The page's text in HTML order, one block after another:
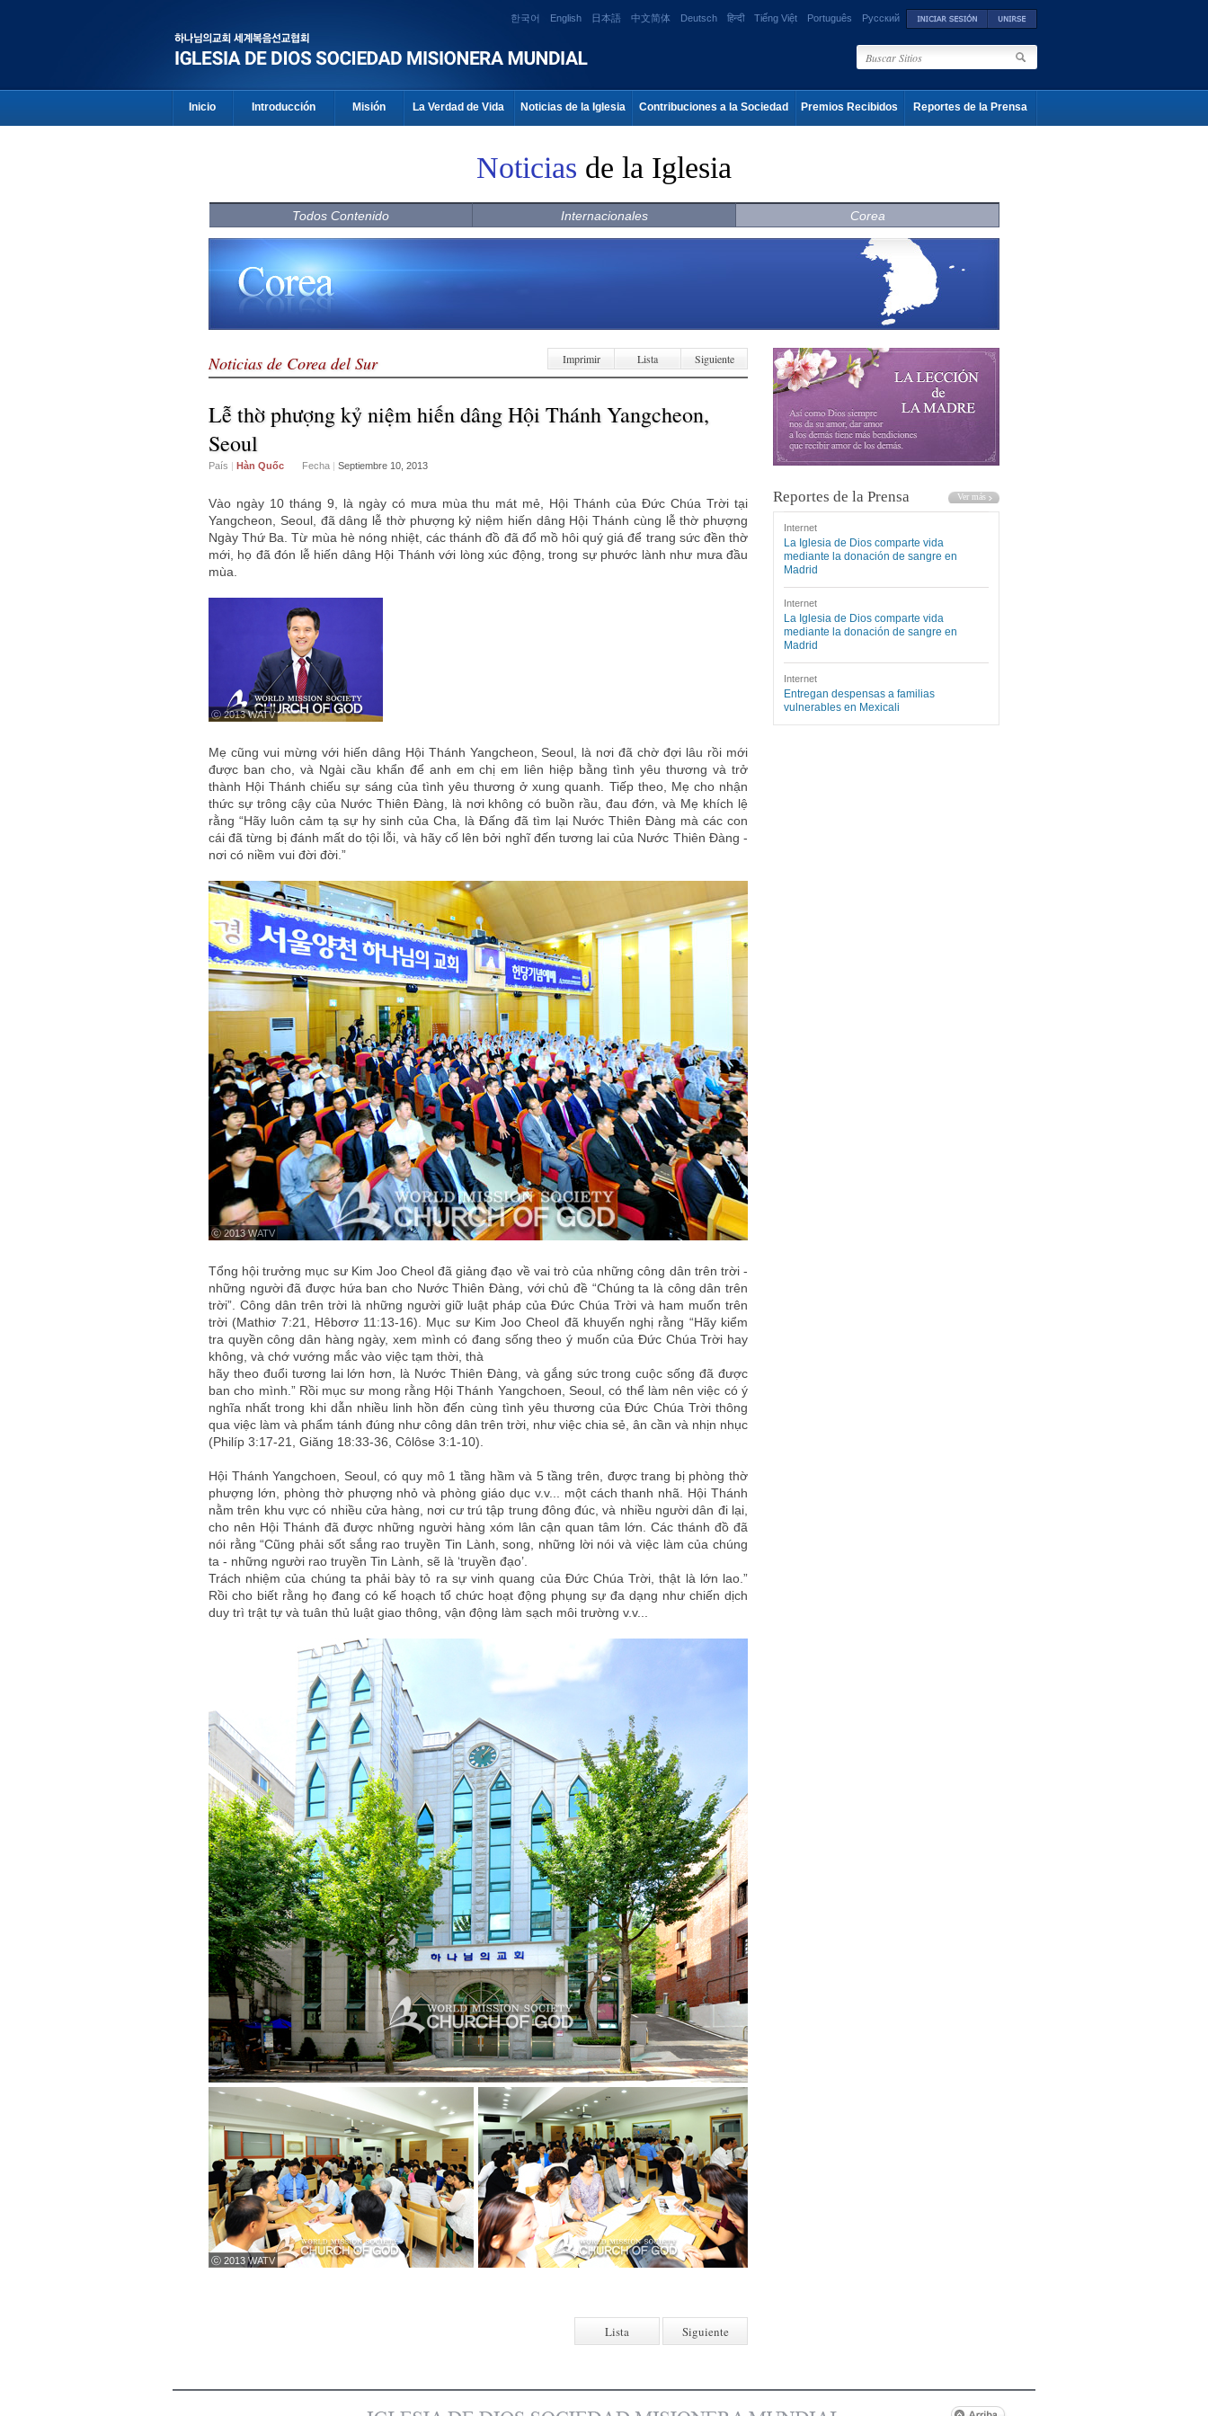
한국어 English 日本語 中文简体 Deutsch हिन्दी Tiếng Việt Português Русский
Inicio Introducción Misión La Verdad de Vida Noticias de la Iglesia Contribuciones a la Sociedad Premios Recibidos Reportes de la Prensa
Noticias de la Iglesia
Todos Contenido Internacionales Corea
Noticias de Corea del Sur Imprimir Lista Siguiente
Lễ thờ phượng kỷ niệm hiến dâng Hội Thánh Yangcheon,
Seoul
País | Hàn Quốc Fecha | Septiembre 10, 2013
Vào ngày 10 tháng 9, là ngày có mưa mùa thu mát mẻ, Hội Thánh của Đức Chúa Trời tại
Yangcheon, Seoul, đã dâng lễ thờ phượng kỷ niệm hiến dâng Hội Thánh cùng lễ thờ phượng
Ngày Thứ Ba. Từ mùa hè nóng nhiệt, các thánh đồ đã đổ mồ hôi quý giá để trang sức đền thờ
mới, họ đã đón lễ hiến dâng Hội Thánh với lòng xúc động, trong sự phước lành như mưa đầu
mùa.
ⓒ 2013 WATV
Mẹ cũng vui mừng với hiến dâng Hội Thánh Yangcheon, Seoul, là nơi đã chờ đợi lâu rồi mới
được ban cho, và Ngài cầu khẩn để anh em chị em liên hiệp bằng tình yêu thương và trở
thành Hội Thánh chiếu sự sáng của tình yêu thương ở xung quanh. Tiếp theo, Mẹ cho nhận
thức sự trông cậy của Nước Thiên Đàng, là nơi không có buồn rầu, đau đớn, và Mẹ khích lệ
rằng “Hãy luôn cảm tạ sự hy sinh của Cha, là Đấng đã tìm lại Nước Thiên Đàng mà các con
cái đã từng bị đánh mất do tội lỗi, và hãy cố lên bởi nghĩ đến tương lai của Nước Thiên Đàng -
nơi có niềm vui đời đời.”
ⓒ 2013 WATV
Tổng hội trưởng mục sư Kim Joo Cheol đã giảng đạo về vai trò của những công dân trên trời -
những người đã được hứa ban cho Nước Thiên Đàng, với chủ đề “Chúng ta là công dân trên
trời”. Công dân trên trời là những người giữ luật pháp của Đức Chúa Trời và ham muốn trên
trời (Mathiơ 7:21, Hêbơrơ 11:13-16). Mục sư Kim Joo Cheol đã khuyến nghị rằng “Hãy kiểm
tra quyền công dân hàng ngày, xem mình có đang sống theo ý muốn của Đức Chúa Trời hay
không, và chớ vướng mắc vào việc tạm thời, thà
hãy theo đuổi tương lai lớn hơn, là Nước Thiên Đàng, và gắng sức trong cuộc sống đã được
ban cho mình.” Rồi mục sư mong rằng Hội Thánh Yangchoen, Seoul, có thể làm nên việc có ý
nghĩa nhất trong khi dẫn nhiều linh hồn đến cùng tình yêu thương của Đức Chúa Trời thông
qua việc làm và phẩm tánh đúng như công dân trên trời, như việc chia sẻ, ân cần và nhịn nhục
(Philíp 3:17-21, Giăng 18:33-36, Côlôse 3:1-10).
Hội Thánh Yangchoen, Seoul, có quy mô 1 tầng hầm và 5 tầng trên, được trang bị phòng thờ
phượng lớn, phòng thờ phượng nhỏ và phòng giáo dục v.v... một cách thanh nhã. Hội Thánh
nằm trên khu vực có nhiều cửa hàng, nơi cư trú tập trung đông đúc, và nhiều người dân đi lại,
cho nên Hội Thánh đã được những người hàng xóm lân cận quan tâm lớn. Các thánh đồ đã
nói rằng “Cũng phải sốt sắng rao truyền Tin Lành, song, những lời nói và việc làm của chúng
ta - những người rao truyền Tin Lành, sẽ là ‘truyền đạo’.
Trách nhiệm của chúng ta phải bày tỏ ra sự vinh quang của Đức Chúa Trời, thật là lớn lao.”
Rồi cho biết rằng họ đang có kế hoạch tổ chức hoạt động phụng sự đa dạng như chiến dịch
duy trì trật tự và tuân thủ luật giao thông, vận động làm sạch môi trường v.v...
ⓒ 2013 WATV
Lista Siguiente
Reportes de la Prensa
Internet
La Iglesia de Dios comparte vida
mediante la donación de sangre en
Madrid
Internet
La Iglesia de Dios comparte vida
mediante la donación de sangre en
Madrid
Internet
Entregan despensas a familias
vulnerables en Mexicali